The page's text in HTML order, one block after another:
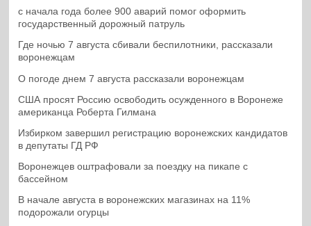
с начала года более 900 аварий помог оформить
государственный дорожный патруль
Где ночью 7 августа сбивали беспилотники, рассказали
воронежцам
О погоде днем 7 августа рассказали воронежцам
США просят Россию освободить осужденного в Воронеже
американца Роберта Гилмана
Избирком завершил регистрацию воронежских кандидатов
в депутаты ГД РФ
Воронежцев оштрафовали за поездку на пикапе с
бассейном
В начале августа в воронежских магазинах на 11%
подорожали огурцы